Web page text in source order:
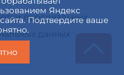
Яндекс
Подтвердите ваше
персональных
данных